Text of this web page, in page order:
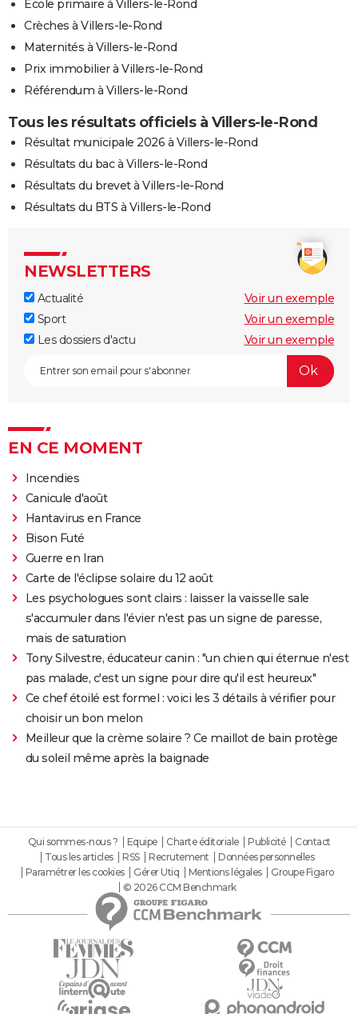
Ecole primaire à Villers-le-Rond
Crèches à Villers-le-Rond
Maternités à Villers-le-Rond
Prix immobilier à Villers-le-Rond
Référendum à Villers-le-Rond
Tous les résultats officiels à Villers-le-Rond
Résultat municipale 2026 à Villers-le-Rond
Résultats du bac à Villers-le-Rond
Résultats du brevet à Villers-le-Rond
Résultats du BTS à Villers-le-Rond
NEWSLETTERS
Actualité
Voir un exemple
Sport
Voir un exemple
Les dossiers d'actu
Voir un exemple
EN CE MOMENT
Incendies
Canicule d'août
Hantavirus en France
Bison Futé
Guerre en Iran
Carte de l'éclipse solaire du 12 août
Les psychologues sont clairs : laisser la vaisselle sale
s'accumuler dans l'évier n'est pas un signe de paresse,
mais de saturation
Tony Silvestre, éducateur canin : "un chien qui éternue n'est
pas malade, c'est un signe pour dire qu'il est heureux"
Ce chef étoilé est formel : voici les 3 détails à vérifier pour
choisir un bon melon
Meilleur que la crème solaire ? Ce maillot de bain protège
du soleil même après la baignade
Qui sommes-nous ? Equipe Charte éditoriale Publicité
Contact
Tous les articles
RSS Recrutement
Données personnelles
Paramétrer les cookies
Gérer Utiq Mentions légales
Groupe Figaro
© 2026 CCM Benchmark